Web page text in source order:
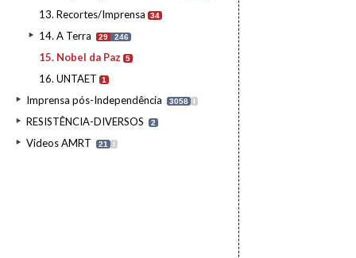
13. Recortes/Imprensa 34
14. A Terra 29 246
15. Nobel da Paz 5
16. UNTAET 1
Imprensa pós-Independência 3058 I
RESISTÊNCIA-DIVERSOS 2
Videos AMRT 21 I